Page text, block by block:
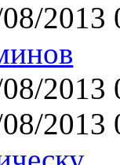
2013
2013
2013